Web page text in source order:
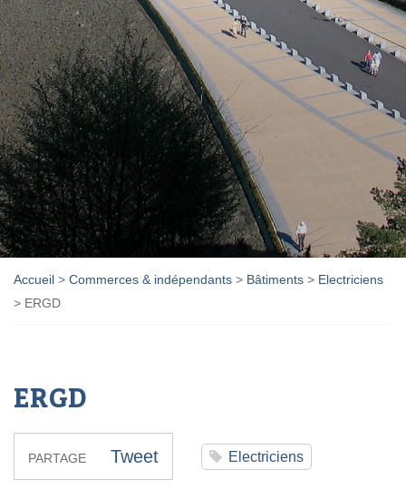
Accueil > Commerces & indépendants > Bâtiments > Electriciens
> ERGD
ERGD
PARTAGE Tweet Electriciens